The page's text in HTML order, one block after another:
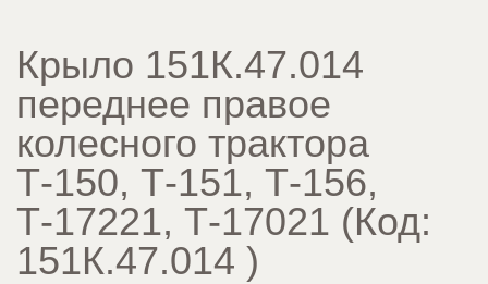
Крыло 151К.47.014
переднее правое
колесного трактора
Т-150, Т-151, Т-156,
Т-17221, Т-17021 (Код:
151К.47.014 )